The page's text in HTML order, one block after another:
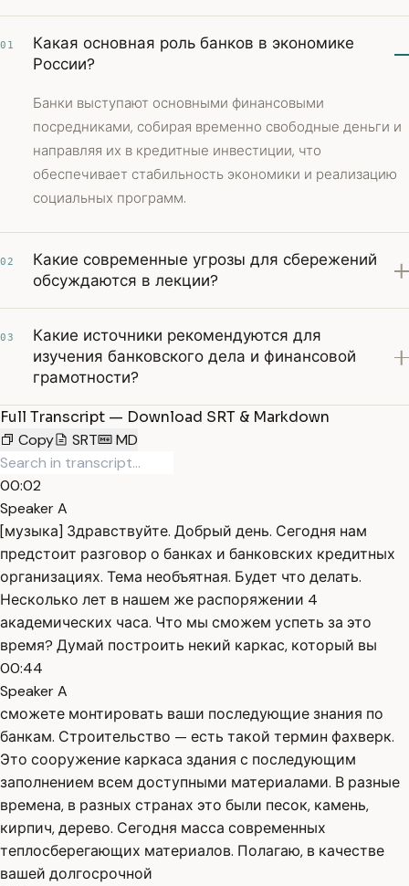
01
Какая основная роль банков в экономике
России?
Банки выступают основными финансовыми
посредниками, собирая временно свободные деньги и
направляя их в кредитные инвестиции, что
обеспечивает стабильность экономики и реализацию
социальных программ.
02
Какие современные угрозы для сбережений
обсуждаются в лекции?
03
Какие источники рекомендуются для
изучения банковского дела и финансовой
грамотности?
Full Transcript — Download SRT & Markdown
Copy
SRT MD
00:02
Speaker A
[музыка] Здравствуйте. Добрый день. Сегодня нам
предстоит разговор о банках и банковских кредитных
организациях. Тема необъятная. Будет что делать.
Несколько лет в нашем же распоряжении 4
академических часа. Что мы сможем успеть за это
время? Думай построить некий каркас, который вы
00:44
Speaker A
сможете монтировать ваши последующие знания по
банкам. Строительство — есть такой термин фахверк.
Это сооружение каркаса здания с последующим
заполнением всем доступными материалами. В разные
времена, в разных странах это были песок, камень,
кирпич, дерево. Сегодня масса современных
теплосберегающих материалов. Полагаю, в качестве
вашей долгосрочной